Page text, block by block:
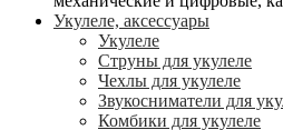
Укулеле, аксессуары
Укулеле
Струны для укулеле
Чехлы для укулеле
Звукосниматели для
Комбики для укулеле